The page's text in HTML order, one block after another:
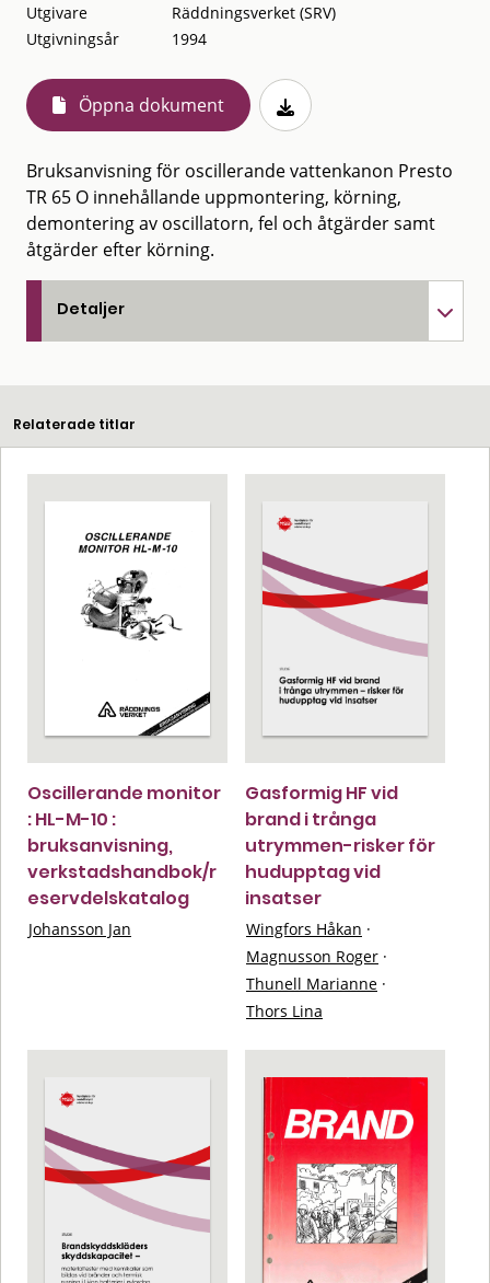
Utgivare
Räddningsverket (SRV)
Utgivningsår
1994
Öppna dokument
Bruksanvisning för oscillerande vattenkanon Presto
TR 65 O innehållande uppmontering, körning,
demontering av oscillatorn, fel och åtgärder samt
åtgärder efter körning.
Detaljer
Relaterade titlar
Oscillerande monitor
: HL-M-10 :
bruksanvisning,
verkstadshandbok/r
eservdelskatalog
Johansson Jan
Gasformig HF vid
brand i trånga
utrymmen-risker för
hudupptag vid
insatser
Wingfors Håkan ·
Magnusson Roger ·
Thunell Marianne ·
Thors Lina